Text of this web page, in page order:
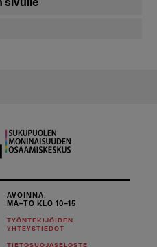
sivulle
AVOINNA:
MA–TO KLO 10–15
TYÖNTEKIJÖIDEN
YHTEYSTIEDOT
TIETOSUOJASELOSTE